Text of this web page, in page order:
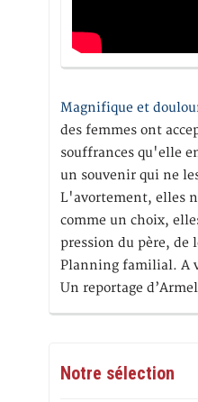
Magnifique et
des femmes ont
souffrances qu'elle
un souvenir qui ne
L'avortement, elles
comme un choix,
pression du père, de
Planning familial. A
Un reportage
Notre sélection